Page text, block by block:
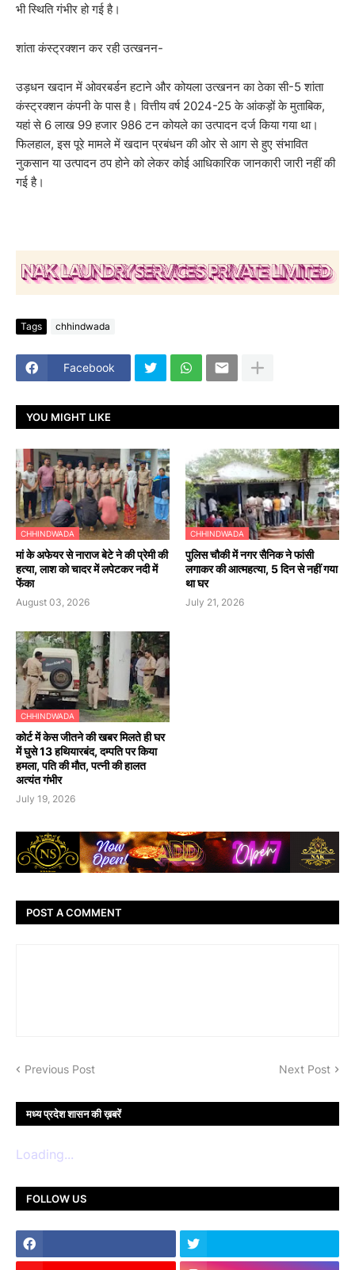
भी स्थिति गंभीर हो गई है।
शांता कंस्ट्रक्शन कर रही उत्खनन-
उड़धन खदान में ओवरबर्डन हटाने और कोयला उत्खनन का ठेका सी-5 शांता
कंस्ट्रक्शन कंपनी के पास है। वित्तीय वर्ष 2024-25 के आंकड़ों के मुताबिक,
यहां से 6 लाख 99 हजार 986 टन कोयले का उत्पादन दर्ज किया गया था।
फिलहाल, इस पूरे मामले में खदान प्रबंधन की ओर से आग से हुए संभावित
नुकसान या उत्पादन ठप होने को लेकर कोई आधिकारिक जानकारी जारी नहीं की
गई है।
Tags chhindwada
Facebook
YOU MIGHT LIKE
CHHINDWADA
मां के अफेयर से नाराज बेटे ने की प्रेमी की
हत्या, लाश को चादर में लपेटकर नदी में
फेंका
August 03, 2026
CHHINDWADA
पुलिस चौकी में नगर सैनिक ने फांसी
लगाकर की आत्महत्या, 5 दिन से नहीं गया
था घर
July 21, 2026
CHHINDWADA
कोर्ट में केस जीतने की खबर मिलते ही घर
में घुसे 13 हथियारबंद, दम्पति पर किया
हमला, पति की मौत, पत्नी की हालत
अत्यंत गंभीर
July 19, 2026
POST A COMMENT
Previous Post Next Post
मध्य प्रदेश शासन की ख़बरें
Loading...
FOLLOW US